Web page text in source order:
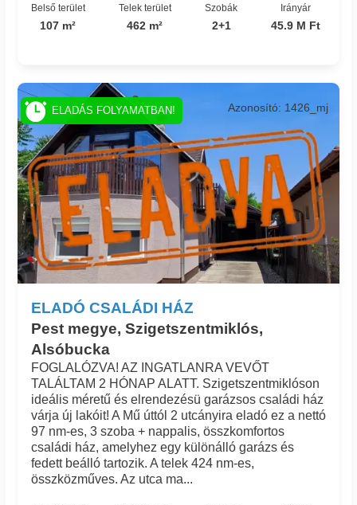
Belső terület
107 m²
Telek terület
462 m²
Szobák
2+1
Irányár
45.9 M Ft
ELADÓ CSALÁDI HÁZ
Pest megye, Szigetszentmiklós,
Alsóbucka
Azonosító: 1426_mj
FOGLALÓZVA! AZ INGATLANRA VEVŐT
TALÁLTAM 2 HÓNAP ALATT. Szigetszentmiklóson
ideális méretű és elrendezésü garázsos családi ház
várja új lakóit! A Mű úttól 2 utcányira eladó ez a nettó
97 nm-es, 3 szoba + nappalis, összkomfortos
családi ház, amelyhez egy különálló garázs és
fedett beálló tartozik. A telek 424 nm-es,
összközműves. Az utca ma...
ELADÁS FOLYAMATBAN!